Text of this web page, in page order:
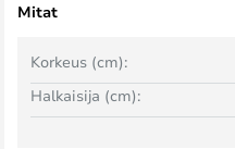
Mitat
Korkeus (cm):
Halkaisija (cm):